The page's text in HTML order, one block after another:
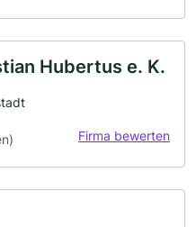
Hubertus e. K.
Firma bewerten